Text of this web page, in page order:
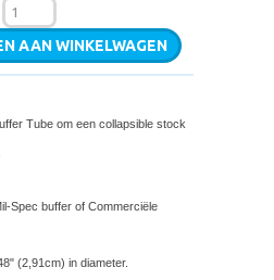
AAN WINKELWAGEN
Tube om een collapsible stock
Spec buffer of Commerciële
(2,91cm) in diameter.